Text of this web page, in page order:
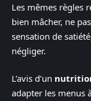
Les mêmes règles
bien mâcher, ne
sensation de
négliger.
L’avis d’un
adapter les menus